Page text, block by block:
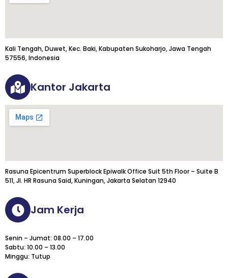
Kali Tengah, Duwet, Kec. Baki, Kabupaten Sukoharjo, Jawa Tengah
57556, Indonesia
Kantor Jakarta
Rasuna Epicentrum Superblock Epiwalk Office Suit 5th Floor – Suite B
511, Jl. HR Rasuna Said, Kuningan, Jakarta Selatan 12940
Jam Kerja
Senin – Jumat: 08.00 – 17.00
Sabtu: 10.00 – 13.00
Minggu: Tutup